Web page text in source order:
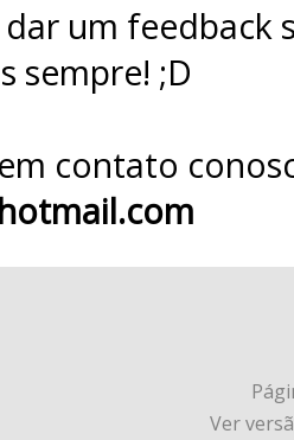
um
sempre! ;D
contato
Ver